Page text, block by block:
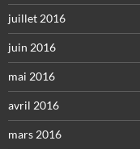
juillet 2016
juin 2016
mai 2016
avril 2016
mars 2016